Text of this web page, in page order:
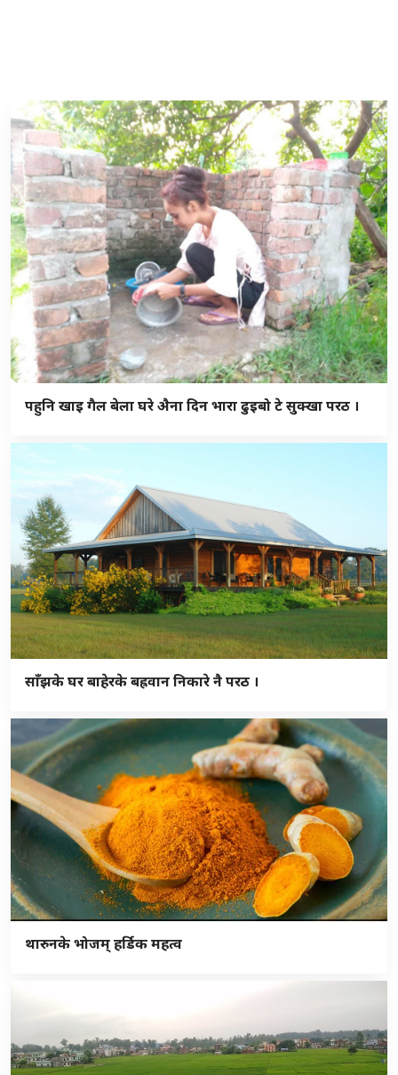
पहुनि खाइ गैल बेला घरे अ‍ैना दिन भारा ढुइबो टे सुक्खा परठ ।
साँझके घर बाहेरके बह्रवान निकारे नै परठ ।
थारुनके भोजम् हर्डिक महत्व